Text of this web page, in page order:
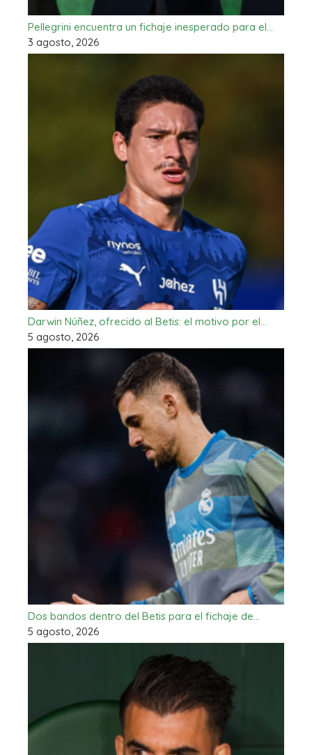
Pellegrini encuentra un fichaje inesperado para el…
3 agosto, 2026
Darwin Núñez, ofrecido al Betis: el motivo por el…
5 agosto, 2026
Dos bandos dentro del Betis para el fichaje de…
5 agosto, 2026